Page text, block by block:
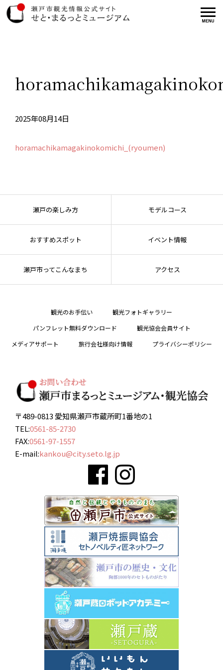
2025年08月14日
horamachikamagakinokomichi_(ryoumen)
瀬戸の楽しみ方 モデルコース
おすすめスポット イベント情報
瀬戸市ってこんなまち アクセス
観光のお手伝い
観光フォトギャラリー
パンフレット無料ダウンロード
観光協会会員サイト
メディアサポート
旅行会社様向け情報 プライバシーポリシー
〒489-0813 愛知県瀬戸市蔵所町1番地の1
TEL:0561-85-2730
FAX:0561-97-1557
E-mail:kankou@city.seto.lg.jp